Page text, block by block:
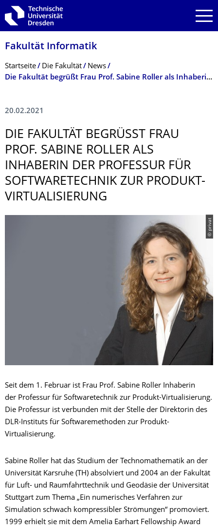
Zur Hauptnavigation springen
Zur Suche springen
Zum Inhalt springen
Fakultät Informatik
Breadcrumb-Menü
Startseite Die Fakultät
News
Die Fakultät begrüßt Frau Prof. Sabine Roller als Inhaberin der Professur für Softwaretechnik zur Produkt-Virtualisierung
20.02.2021
DIE FAKULTÄT BEGRÜSST FRAU P
ROF. SABINE ROLLER ALS I
NHABERIN DER PROFESSUR FÜR S
OFTWARETECHNIK ZUR PRODUKT-V
IRTUALISIERUNG
© privat
Seit dem 1. Februar ist Frau Prof. Sabine Roller Inhaberin
der Professur für Softwaretechnik zur Produkt-Virtualisierung.
Die Professur ist verbunden mit der Stelle der Direktorin des
DLR-Instituts für Softwaremethoden zur Produkt-
Virtualisierung.
Sabine Roller hat das Studium der Technomathematik an der
Universität Karsruhe (TH) absolviert und 2004 an der Fakultät
für Luft- und Raumfahrttechnik und Geodäsie der Universität
Stuttgart zum Thema „Ein numerisches Verfahren zur
Simulation schwach kompressibler Strömungen“ promoviert.
1999 erhielt sie mit dem Amelia Earhart Fellowship Award